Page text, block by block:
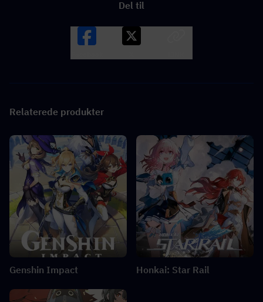
Del til
Relaterede produkter
Genshin Impact Honkai: Star Rail